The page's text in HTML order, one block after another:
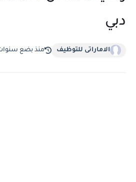
دبي
الاماراتى للتوظيف منذ بضع